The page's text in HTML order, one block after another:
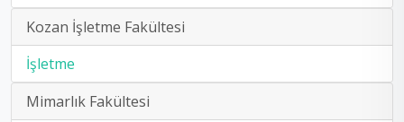
Kozan İşletme Fakültesi
İşletme
Mimarlık Fakültesi